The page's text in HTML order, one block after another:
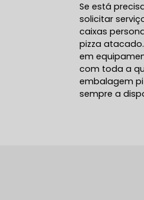
Se está
solicitar
caixas
pizza
em
com toda a
embalagem
sempre a